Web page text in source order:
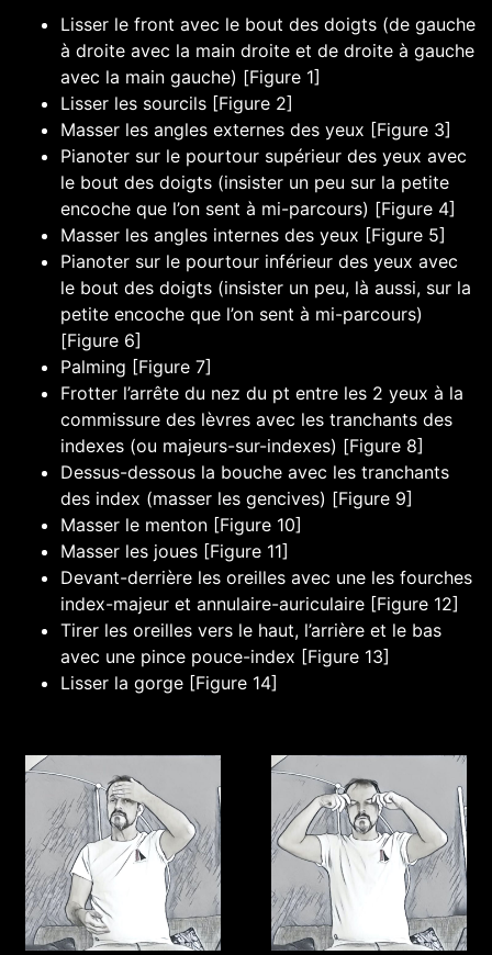
Lisser le front avec le bout des doigts (de gauche
à droite avec la main droite et de droite à gauche
avec la main gauche) [Figure 1]
Lisser les sourcils [Figure 2]
Masser les angles externes des yeux [Figure 3]
Pianoter sur le pourtour supérieur des yeux avec
le bout des doigts (insister un peu sur la petite
encoche que l’on sent à mi-parcours) [Figure 4]
Masser les angles internes des yeux [Figure 5]
Pianoter sur le pourtour inférieur des yeux avec
le bout des doigts (insister un peu, là aussi, sur la
petite encoche que l’on sent à mi-parcours)
[Figure 6]
Palming [Figure 7]
Frotter l’arrête du nez du pt entre les 2 yeux à la
commissure des lèvres avec les tranchants des
indexes (ou majeurs-sur-indexes) [Figure 8]
Dessus-dessous la bouche avec les tranchants
des index (masser les gencives) [Figure 9]
Masser le menton [Figure 10]
Masser les joues [Figure 11]
Devant-derrière les oreilles avec une les fourches
index-majeur et annulaire-auriculaire [Figure 12]
Tirer les oreilles vers le haut, l’arrière et le bas
avec une pince pouce-index [Figure 13]
Lisser la gorge [Figure 14]